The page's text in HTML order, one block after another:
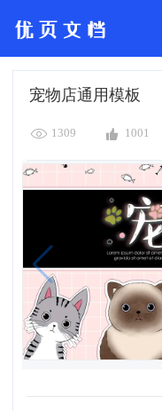
宠物店通用模板
 1309  1001